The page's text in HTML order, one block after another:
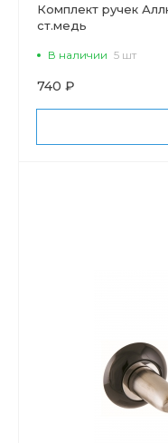
Комплект ручек
ст.медь
В наличии 5 шт
740 ₽